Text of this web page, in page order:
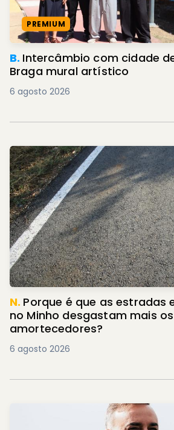
PREMIUM
B. Intercâmbio com cidade de Cali
Braga mural artístico
6 agosto 2026
N. Porque é que as estradas
no Minho desgastam mais os
amortecedores?
6 agosto 2026